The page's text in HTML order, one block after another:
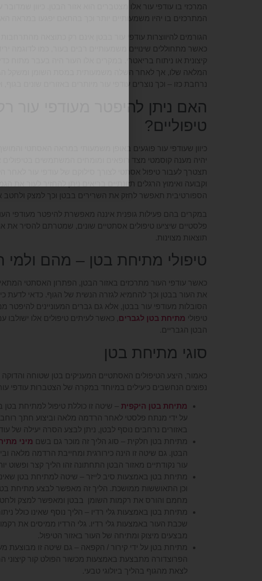
המרכזי בו עודפי עור אלו מצטברים הוא אזור הבטן. כיוון
המתרכזים בו יהיו משמעותיים יותר וכך בהתאם יפגעו במראה
הגורמים להיווצרות עודפי עור בבטן אינם רק כתוצאה
כאשר מתחוללים שינויים משמעותיים רבים בעור, כמו לדוגמה
קיצונית או ניתוח בריאטרי. במקרים אלו העור היה בעבר מתוח
המלאה שלו, אך לאחר השלה משמעותית במסת השומן ומשקל
נרחבת כזו – וכך נוצרים עודפי עור מיותרים באזורים שונים בגוף,
האם ניתן להיפטר מעודפי עור
טיפוליים?
כיוון שעודפי עור פוגעים באופן משמעותי במראה האסתטי
יהיה מענה קוסמטי מצד רופאים ומומחים המשתמשים
תצטרך לעבור טיפול אסתטי לצורך סילוקם של עודפי עור לאחר
וקבועה ואימוץ הרגלים תזונתיים בריאים ניתן להחזיר לעור את
הספורטיבית תאפשר לחזק את השרירים בבטן וכך למצק ולחטב
במקרים בהם פעילות גופנית איננה מאפשרת להיפטר מעודפי
פלסטיים שיציעו טיפולים אסתטיים שונים, שמטרתם להסיר את
תוצאות מצוינות.
טיפולי מתיחת בטן – מהם ולמי
כאשר עודפי העור מתרכזים באזור הבטן, הפתרון האסתטי
את העור בבטן וכך להחמיא לגזרה הנשית של הגוף. כדאי לדעת
הסובלות מעודפי עור בבטן, אלא גם גברים המעוניינים להיפטר
טיפולי
מתיחת בטן לגברים, כאשר לעיתים טיפולים אלו ישולבו
הבטן הגבריים.
סוגי מתיחת בטן
כאמור, היצע הטיפולים האסתטיים המעניקים בטן שטוחה והדוקה
נפוצים הנחשבים כיעילים במיוחד במקרה של הצטברות עודפי
מתיחת בטן היקפית – שיטה זו כוללת טיפול למתיחת בטן
על ידי מנתח פלסטי לאחר הרדמה מלאה וביצוע חתך
באזורים נרחבים נוסף לבטן, ניתן לבצע הסרה יעילה של
מתיחת בטן חלקית – סוג הליך זה מוכר גם בשם מיני
הבטן. גם שיטה זו הינה כירורגית ומחייבת הרדמה מלאה
עור נקודתיים מאזור הבטן התחתונה זהו הליך קצר ופשוט
מתיחת בטן באמצעות סיב לייזר – שיטה למתיחת בטן
וכן התאוששות ממושכת. הליך זה מאפשר לבצע מתיחת
מחמם והורס את רקמות השומן בבטן ומאפשר למצק
מתיחת בטן באמצעות גלי רדיו – הליך נוסף שאינו כולל
שכבת העור באמצעות גלי רדיו. גלי הרדיו ממיסים את
מבצעים מיצוק ומתיחה של העור באזור הטיפול.
מתיחת בטן על ידי קירור / הקפאה – גם שיטה זו מבוצעת
הפרוצדורה מתבצעת באמצעות מכשור הפולט קור קיצוני
לצאת מהגוף בהליך ביולוגי טבעי.